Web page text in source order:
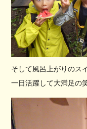
そして風呂上がりのス
一日活躍して大満足の